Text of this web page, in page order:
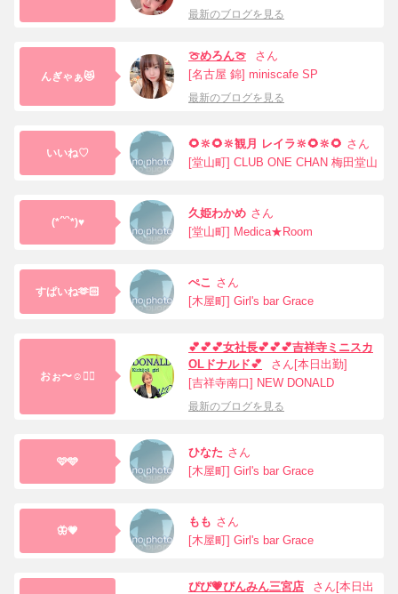
最新のブログを見る
んぎゃぁ😻
🍈めろん🍈
さん
[名古屋 錦] miniscafe SP
最新のブログを見る
いいね♡
🌻‪🔆‬🌻‪🔆‬観月 レイラ‪🔆‬🌻‪🔆‬🌻 さん
[堂山町] CLUB ONE CHAN 梅田堂山
(*´˘`*)♥
久姫わかめ さん
[堂山町] Medica★Room
すぱいね🫶🏻
ぺこ さん
[木屋町] Girl's bar Grace
おぉ〜☺️❤️‍🔥
💕💕💕女社長💕💕💕吉祥寺ミニスカ
OLドナルド💕
さん[本日出勤]
[吉祥寺南口] NEW DONALD
最新のブログを見る
🩷🩵
ひなた さん
[木屋町] Girl's bar Grace
🦋💗
もも さん
[木屋町] Girl's bar Grace
ぴぴ💗ぴんみん三宮店
さん[本日出